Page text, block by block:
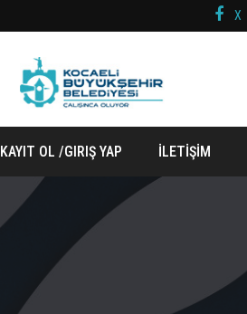
X
KAYIT OL /GIRIŞ YAP İLETİŞİM